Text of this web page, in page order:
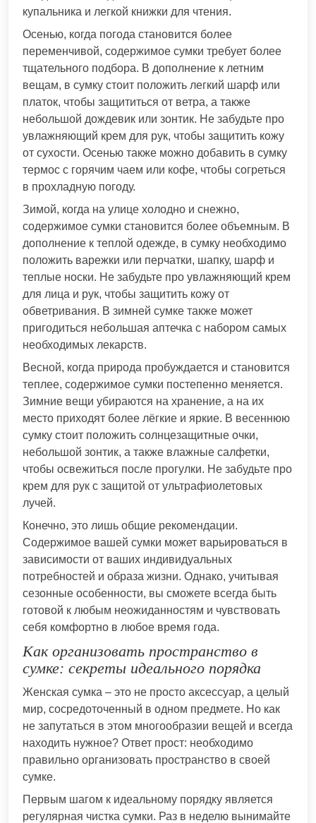
купальника и легкой книжки для чтения.
Осенью, когда погода становится более
переменчивой, содержимое сумки требует более
тщательного подбора. В дополнение к летним
вещам, в сумку стоит положить легкий шарф или
платок, чтобы защититься от ветра, а также
небольшой дождевик или зонтик. Не забудьте про
увлажняющий крем для рук, чтобы защитить кожу
от сухости. Осенью также можно добавить в сумку
термос с горячим чаем или кофе, чтобы согреться
в прохладную погоду.
Зимой, когда на улице холодно и снежно,
содержимое сумки становится более объемным. В
дополнение к теплой одежде, в сумку необходимо
положить варежки или перчатки, шапку, шарф и
теплые носки. Не забудьте про увлажняющий крем
для лица и рук, чтобы защитить кожу от
обветривания. В зимней сумке также может
пригодиться небольшая аптечка с набором самых
необходимых лекарств.
Весной, когда природа пробуждается и становится
теплее, содержимое сумки постепенно меняется.
Зимние вещи убираются на хранение, а на их
место приходят более лёгкие и яркие. В весеннюю
сумку стоит положить солнцезащитные очки,
небольшой зонтик, а также влажные салфетки,
чтобы освежиться после прогулки. Не забудьте про
крем для рук с защитой от ультрафиолетовых
лучей.
Конечно, это лишь общие рекомендации.
Содержимое вашей сумки может варьироваться в
зависимости от ваших индивидуальных
потребностей и образа жизни. Однако, учитывая
сезонные особенности, вы сможете всегда быть
готовой к любым неожиданностям и чувствовать
себя комфортно в любое время года.
Как организовать пространство в
сумке: секреты идеального порядка
Женская сумка – это не просто аксессуар, а целый
мир, сосредоточенный в одном предмете. Но как
не запутаться в этом многообразии вещей и всегда
находить нужное? Ответ прост: необходимо
правильно организовать пространство в своей
сумке.
Первым шагом к идеальному порядку является
регулярная чистка сумки. Раз в неделю вынимайте